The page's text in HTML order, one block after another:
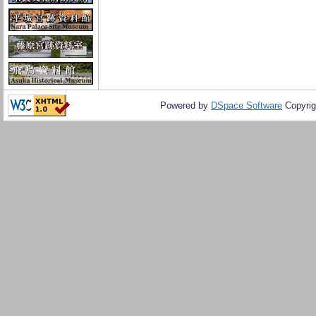
Powered by DSpace Software